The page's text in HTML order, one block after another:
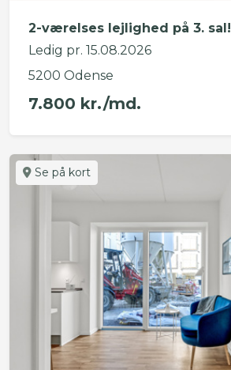
2-værelses lejlighed på 3. sal!
Ledig pr. 15.08.2026
5200 Odense
7.800 kr./md.
Se på kort